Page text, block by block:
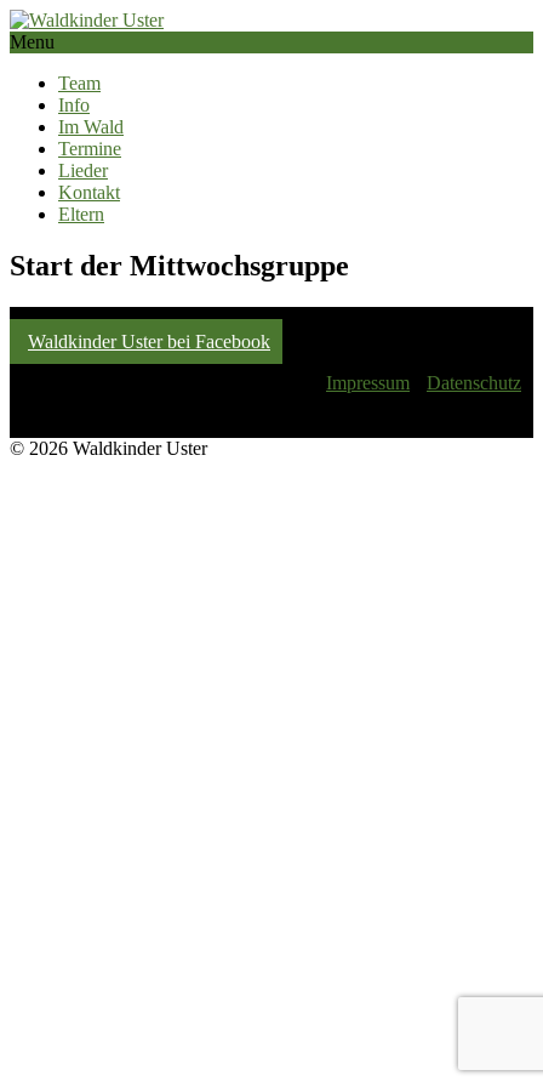
Menu
Team
Info
Im Wald
Termine
Lieder
Kontakt
Eltern
Start der Mittwochsgruppe
Waldkinder Uster bei Facebook
Impressum
Datenschutz
© 2026 Waldkinder Uster